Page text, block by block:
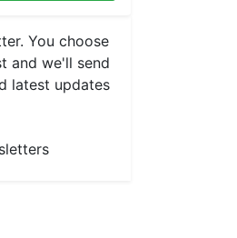
You choose
and we'll send
latest updates